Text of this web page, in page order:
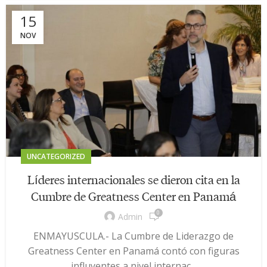
15
NOV
UNCATEGORIZED
Líderes internacionales se dieron cita en la
Cumbre de Greatness Center en Panamá
Admin 0
ENMAYUSCULA.- La Cumbre de Liderazgo de
Greatness Center en Panamá contó con figuras